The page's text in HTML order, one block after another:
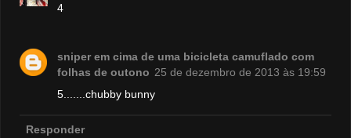
4
sniper em cima de uma bicicleta camuflado com
folhas de outono 25 de dezembro de 2013 às 19:59
5.......chubby bunny
Responder